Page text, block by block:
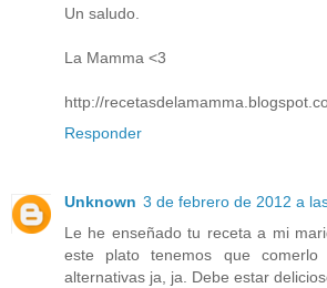
Un saludo.
La Mamma <3
http://
Responder
Unknown 3 de febrero de 2012 a
Le he enseñado tu receta a mi
este plato tenemos que
alternativas ja, ja. Debe estar